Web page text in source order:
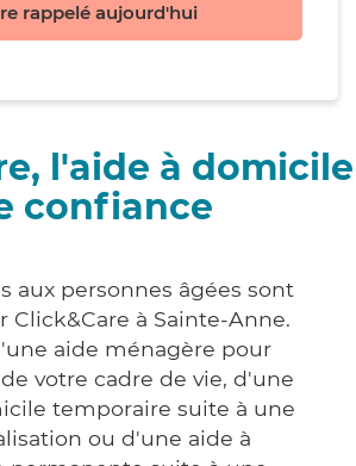
rappelé aujourd'hui
l'aide à domicile
confiance
aux personnes âgées sont
Click&Care à Sainte-Anne.
aide ménagère pour
votre cadre de vie, d'une
temporaire suite à une
ou d'une aide à